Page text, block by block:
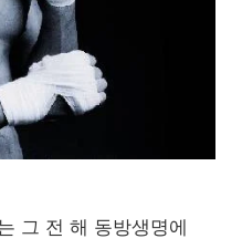
그 전 해 동방생명에